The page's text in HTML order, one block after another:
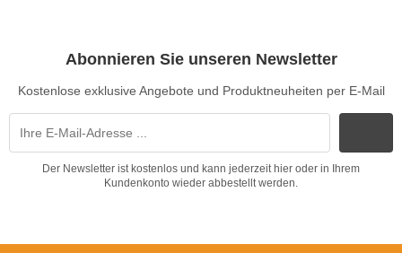
Abonnieren Sie unseren Newsletter
Kostenlose exklusive Angebote und Produktneuheiten per E-Mail
Der Newsletter ist kostenlos und kann jederzeit hier oder in Ihrem
Kundenkonto wieder abbestellt werden.